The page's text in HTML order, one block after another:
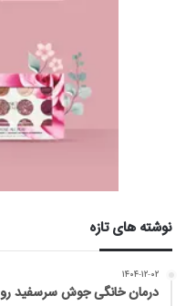
نوشته های تازه
۱۴۰۴-۱۲-۰۲
درمان خانگی جوش سرسفید